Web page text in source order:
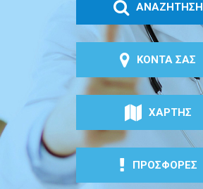
ΑΝΑΖΗΤΗΣΗ
ΚΟΝΤΑ ΣΑΣ
ΧΑΡΤΗΣ
ΠΡΟΣΦΟΡΕΣ